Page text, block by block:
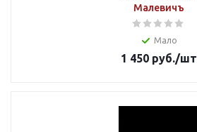
Малевичъ
Мало
1 450руб./шт